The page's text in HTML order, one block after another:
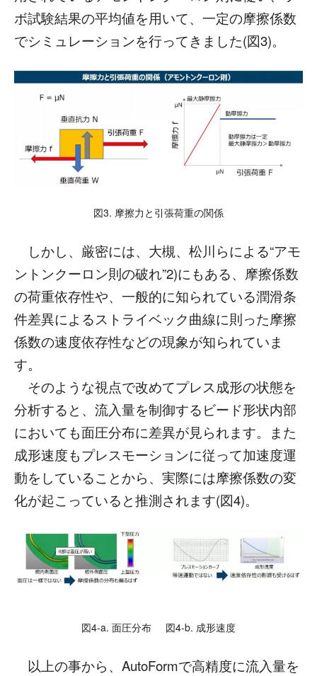
ボ試験結果の平均値を用いて、一定の摩擦係数
でシミュレーションを行ってきました(図3)。
図3. 摩擦力と引張荷重の関係
しかし、厳密には、大槻、松川らによる“アモ
ントンクーロン則の破れ”2)にもある、摩擦係数
の荷重依存性や、一般的に知られている潤滑条
件差異によるストライベック曲線に則った摩擦
係数の速度依存性などの現象が知られていま
す。
そのような視点で改めてプレス成形の状態を
分析すると、流入量を制御するビード形状内部
においても面圧分布に差異が見られます。また
成形速度もプレスモーションに従って加速度運
動をしていることから、実際には摩擦係数の変
化が起こっていると推測されます(図4)。
図4-a. 面圧分布 図4-b. 成形速度
以上の事から、AutoFormで高精度に流入量を